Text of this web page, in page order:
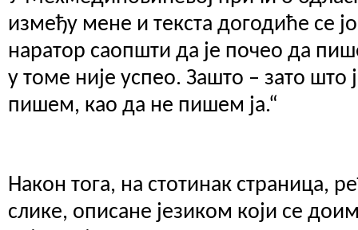
између мене и текста догодиће се
наратор саопшти да је почео да
у томе није успео. Зашто – зато што
пишем, као да не пишем ја.“
Након тога, на стотинак страница,
слике, описане језиком који се